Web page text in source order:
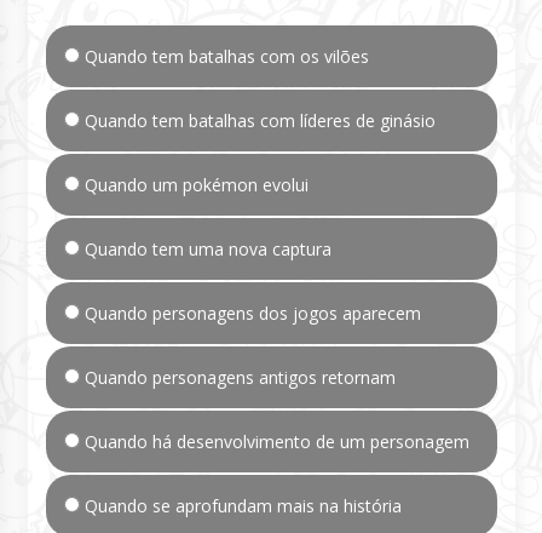
Quando tem batalhas com os vilões
Quando tem batalhas com líderes de ginásio
Quando um pokémon evolui
Quando tem uma nova captura
Quando personagens dos jogos aparecem
Quando personagens antigos retornam
Quando há desenvolvimento de um personagem
Quando se aprofundam mais na história